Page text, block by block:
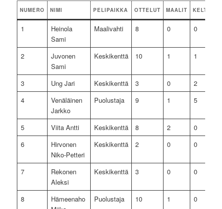
NUMERO NIMI PELIPAIKKA OTTELUT MAALIT
1
Heinola
Sami
Maalivahti 8 0 0
2
Juvonen
Sami
Keskikenttä 10 1 1
3 Ung Jari Keskikenttä 3 0
2
4
Venäläinen
Jarkko
Puolustaja 9 1 5
5 Viita Antti Keskikenttä 8 2
0
6
Hirvonen
Niko-Petteri
Keskikenttä 2 0 0
7
Rekonen
Aleksi
Keskikenttä 3 0 0
8
Hämeenaho
Puolustaja 10 1 0